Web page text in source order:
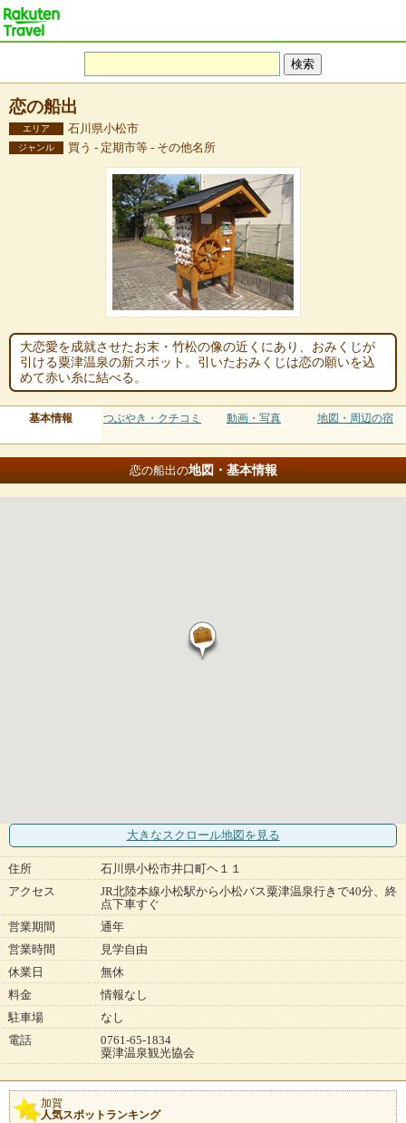
恋の船出
エリア 石川県小松市
ジャンル 買う - 定期市等 - その他名所
大恋愛を成就させたお末・竹松の像の近くにあり、おみくじが
引ける粟津温泉の新スポット。引いたおみくじは恋の願いを込
めて赤い糸に結べる。
基本情報 つぶやき・クチコミ 動画・写真 地図・周辺の宿
恋の船出の地図・基本情報
大きなスクロール地図 を見る
住所
石川県小松市井口町ヘ１１
アクセス
JR北陸本線小松駅から小松バス粟津温泉行きで40分、終
点下車すぐ
営業期間
通年
営業時間
見学自由
休業日
無休
料金
情報なし
駐車場
なし
電話
0761-65-1834
粟津温泉観光協会
加賀
人気スポットランキング